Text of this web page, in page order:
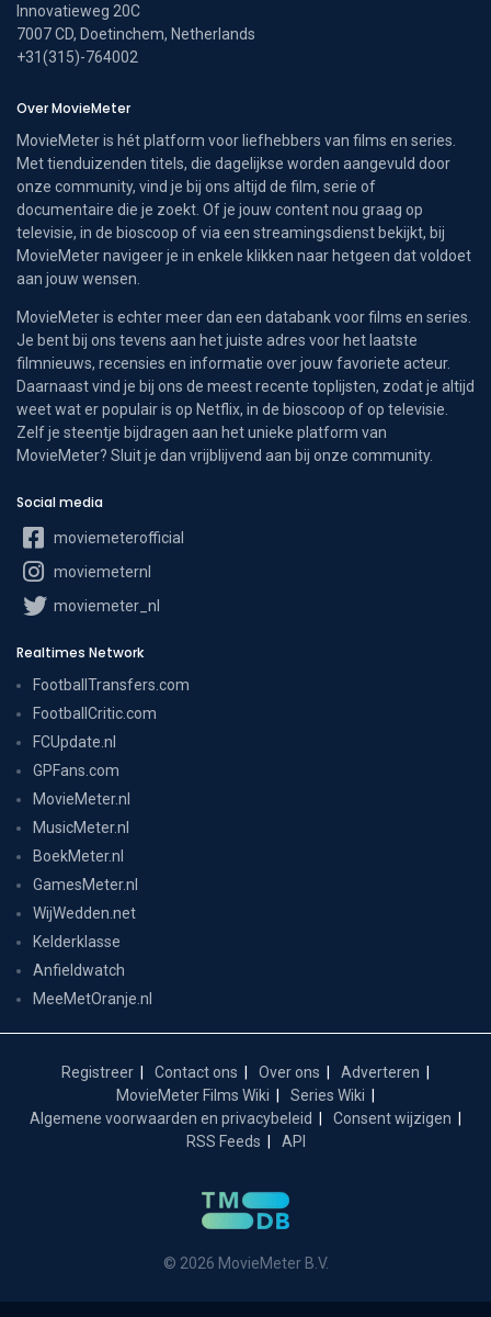
Innovatieweg 20C
7007 CD, Doetinchem, Netherlands
+31(315)-764002
Over MovieMeter
MovieMeter is hét platform voor liefhebbers van films en series.
Met tienduizenden titels, die dagelijkse worden aangevuld door
onze community, vind je bij ons altijd de film, serie of
documentaire die je zoekt. Of je jouw content nou graag op
televisie, in de bioscoop of via een streamingsdienst bekijkt, bij
MovieMeter navigeer je in enkele klikken naar hetgeen dat voldoet
aan jouw wensen.
MovieMeter is echter meer dan een databank voor films en series.
Je bent bij ons tevens aan het juiste adres voor het laatste
filmnieuws, recensies en informatie over jouw favoriete acteur.
Daarnaast vind je bij ons de meest recente toplijsten, zodat je altijd
weet wat er populair is op Netflix, in de bioscoop of op televisie.
Zelf je steentje bijdragen aan het unieke platform van
MovieMeter? Sluit je dan vrijblijvend aan bij onze community.
Social media
moviemeterofficial
moviemeternl
moviemeter_nl
Realtimes Network
FootballTransfers.com
FootballCritic.com
FCUpdate.nl
GPFans.com
MovieMeter.nl
MusicMeter.nl
BoekMeter.nl
GamesMeter.nl
WijWedden.net
Kelderklasse
Anfieldwatch
MeeMetOranje.nl
Registreer Contact ons Over ons
Adverteren
MovieMeter Films Wiki
Series Wiki
Algemene voorwaarden en privacybeleid
Consent wijzigen
RSS Feeds
API
© 2026 MovieMeter B.V.